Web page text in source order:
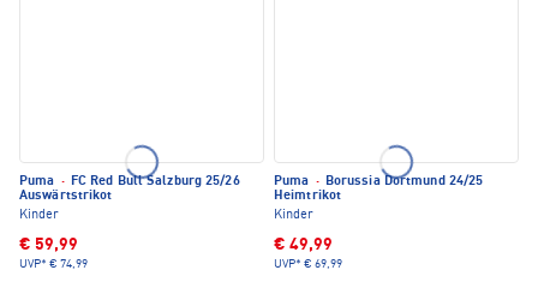
Puma · FC Red Bull Salzburg 25/26
Auswärtstrikot
Kinder
€ 59,99
UVP* € 74,99
Puma · Borussia Dortmund 24/25
Heimtrikot
Kinder
€ 49,99
UVP* € 69,99